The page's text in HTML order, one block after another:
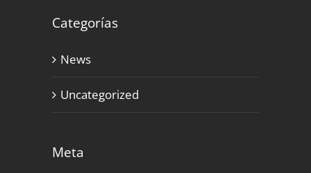
Categorías
News
Uncategorized
Meta